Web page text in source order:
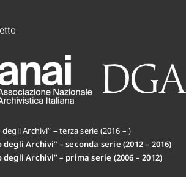
Archivi” – terza serie (2016 – )
degli Archivi” – seconda serie (2012 – 2016)
degli Archivi” – prima serie (2006 – 2012)